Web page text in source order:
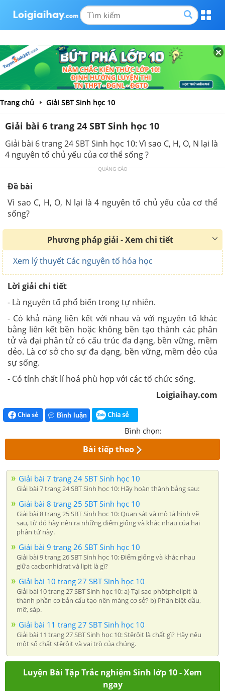
Trang chủ Giải SBT Sinh học 10
Giải bài 6 trang 24 SBT Sinh học 10
Giải bài 6 trang 24 SBT Sinh học 10: Vì sao C, H, O, N lại là
4 nguyên tố chủ yếu của cơ thể sống ?
QUẢNG CÁO
Đề bài
Vì sao C, H, O, N lại là 4 nguyên tố chủ yếu của cơ thể
sống?
Phương pháp giải - Xem chi tiết
Xem lý thuyết Các nguyên tố hóa học
Lời giải chi tiết
- Là nguyên tố phổ biến trong tự nhiên.
- Có khả năng liên kết với nhau và với nguyên tố khác
bằng liên kết bền hoặc không bền tạo thành các phân
tử và đại phân tử có cấu trúc đa dạng, bền vững, mềm
dẻo. Là cơ sở cho sự đa dạng, bền vững, mềm dẻo của
sự sống.
- Có tính chất lí hoá phù hợp với các tổ chức sống.
Loigiaihay.com
Chia sẻ Bình luận Chia sẻ
Bình chọn:
Bài tiếp theo
Giải bài 7 trang 24 SBT Sinh học 10
Giải bài 7 trang 24 SBT Sinh học 10: Hãy hoàn thành bảng sau:
Giải bài 8 trang 25 SBT Sinh học 10
Giải bài 8 trang 25 SBT Sinh học 10: Quan sát và mô tả hình vẽ
sau, từ đó hãy nên ra những điểm giống và khác nhau của hai
phân tử này.
Giải bài 9 trang 26 SBT Sinh học 10
Giải bài 9 trang 26 SBT Sinh học 10: Điểm giống và khác nhau
giữa cacbonhidrat và lipit là gì?
Giải bài 10 trang 27 SBT Sinh học 10
Giải bài 10 trang 27 SBT Sinh học 10: a) Tại sao phôtpholipit là
thành phần cơ bản cấu tạo nên màng cơ sở? b) Phân biệt dầu,
mỡ, sáp.
Giải bài 11 trang 27 SBT Sinh học 10
Giải bài 11 trang 27 SBT Sinh học 10: Stêrôit là chất gì? Hãy nêu
một số chất stêrôit và vai trò của chúng.
Luyện Bài Tập Trắc nghiệm Sinh lớp 10 - Xem
ngay